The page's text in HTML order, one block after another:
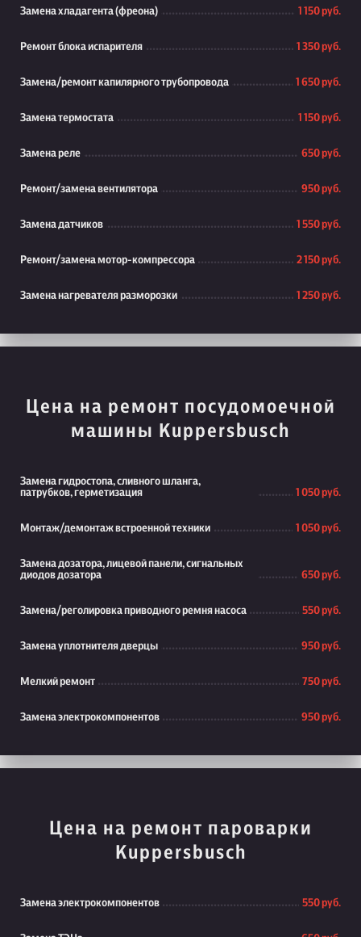
Замена хладагента (фреона) 1 150 руб.
Ремонт блока испарителя 1 350 руб.
Замена/ремонт капилярного трубопровода 1 650 руб.
Замена термостата 1 150 руб.
Замена реле 650 руб.
Ремонт/замена вентилятора 950 руб.
Замена датчиков 1 550 руб.
Ремонт/замена мотор-компрессора 2 150 руб.
Замена нагревателя разморозки 1 250 руб.
Цена на ремонт посудомоечной
машины Kuppersbusch
Замена гидростопа, сливного шланга,
патрубков, герметизация
1 050 руб.
Монтаж/демонтаж встроенной техники 1 050 руб.
Замена дозатора, лицевой панели, сигнальных
диодов дозатора
650 руб.
Замена/реголировка приводного ремня насоса 550 руб.
Замена уплотнителя дверцы 950 руб.
Мелкий ремонт 750 руб.
Замена электрокомпонентов 950 руб.
Цена на ремонт пароварки
Kuppersbusch
Замена электрокомпонентов 550 руб.